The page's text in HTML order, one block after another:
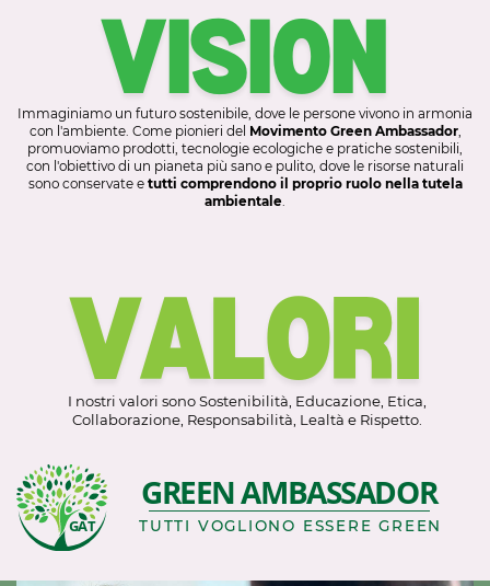
VISION
Immaginiamo un futuro sostenibile, dove le persone vivono in armonia
con l'ambiente. Come pionieri del Movimento Green Ambassador,
promuoviamo prodotti, tecnologie ecologiche e pratiche sostenibili,
con l'obiettivo di un pianeta più sano e pulito, dove le risorse naturali
sono conservate e tutti comprendono il proprio ruolo nella tutela
ambientale.
VALORI
I nostri valori sono Sostenibilità, Educazione, Etica,
Collaborazione, Responsabilità, Lealtà e Rispetto.
GREEN AMBASSADOR
TUTTI VOGLIONO ESSERE GREEN
GAT